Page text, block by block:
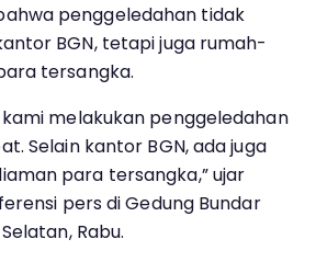
penggeledahan tidak
BGN, tetapi juga rumah-
tersangka.
melakukan penggeledahan
Selain kantor BGN, ada juga
para tersangka,” ujar
pers di Gedung Bundar
Rabu.